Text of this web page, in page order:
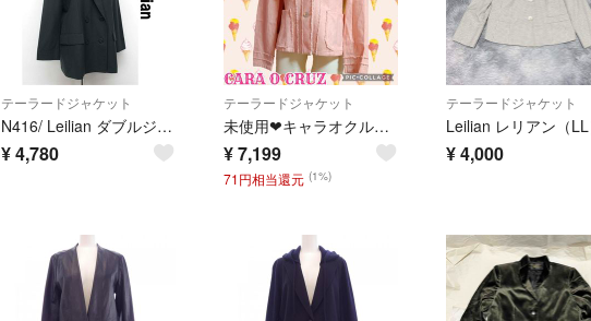
テーラードジャケット
N416/ Leilian ダブルジャケット イタリア製生地 13 大きいサイズ
¥4,780
テーラードジャケット
未使用❤キャラオクルス❤テーラードジャケット❤ピンク❤リネン❤フリンジ❤替え布付
¥7,199
71円相当還元 (1%)
テーラードジャケット
¥4,000